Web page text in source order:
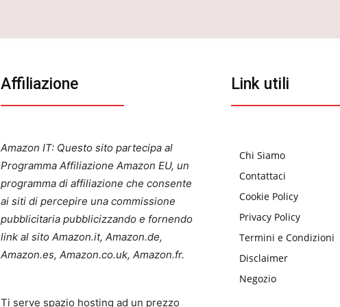
Affiliazione
Amazon IT: Questo sito partecipa al
Programma Affiliazione Amazon EU, un
programma di affiliazione che consente
ai siti di percepire una commissione
pubblicitaria pubblicizzando e fornendo
link al sito Amazon.it, Amazon.de,
Amazon.es, Amazon.co.uk, Amazon.fr.
Ti serve spazio hosting ad un prezzo
Link utili
Chi Siamo
Contattaci
Cookie Policy
Privacy Policy
Termini e Condizioni
Disclaimer
Negozio